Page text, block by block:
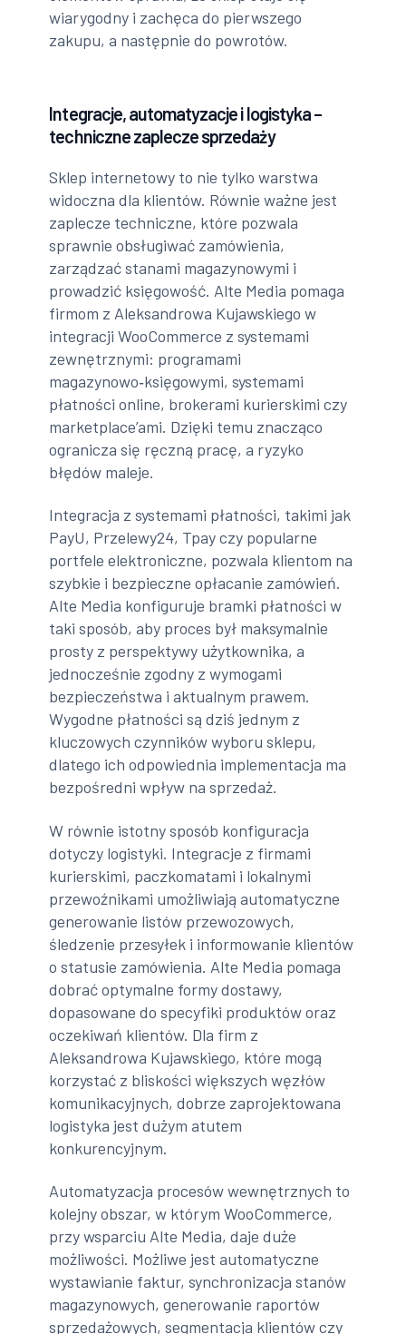
wiarygodny i zachęca do pierwszego
zakupu, a następnie do powrotów.
Integracje, automatyzacje i logistyka –
techniczne zaplecze sprzedaży
Sklep internetowy to nie tylko warstwa
widoczna dla klientów. Równie ważne jest
zaplecze techniczne, które pozwala
sprawnie obsługiwać zamówienia,
zarządzać stanami magazynowymi i
prowadzić księgowość. Alte Media pomaga
firmom z Aleksandrowa Kujawskiego w
integracji WooCommerce z systemami
zewnętrznymi: programami
magazynowo‑księgowymi, systemami
płatności online, brokerami kurierskimi czy
marketplace’ami. Dzięki temu znacząco
ogranicza się ręczną pracę, a ryzyko
błędów maleje.
Integracja z systemami płatności, takimi jak
PayU, Przelewy24, Tpay czy popularne
portfele elektroniczne, pozwala klientom na
szybkie i bezpieczne opłacanie zamówień.
Alte Media konfiguruje bramki płatności w
taki sposób, aby proces był maksymalnie
prosty z perspektywy użytkownika, a
jednocześnie zgodny z wymogami
bezpieczeństwa i aktualnym prawem.
Wygodne płatności są dziś jednym z
kluczowych czynników wyboru sklepu,
dlatego ich odpowiednia implementacja ma
bezpośredni wpływ na sprzedaż.
W równie istotny sposób konfiguracja
dotyczy logistyki. Integracje z firmami
kurierskimi, paczkomatami i lokalnymi
przewoźnikami umożliwiają automatyczne
generowanie listów przewozowych,
śledzenie przesyłek i informowanie klientów
o statusie zamówienia. Alte Media pomaga
dobrać optymalne formy dostawy,
dopasowane do specyfiki produktów oraz
oczekiwań klientów. Dla firm z
Aleksandrowa Kujawskiego, które mogą
korzystać z bliskości większych węzłów
komunikacyjnych, dobrze zaprojektowana
logistyka jest dużym atutem
konkurencyjnym.
Automatyzacja procesów wewnętrznych to
kolejny obszar, w którym WooCommerce,
przy wsparciu Alte Media, daje duże
możliwości. Możliwe jest automatyczne
wystawianie faktur, synchronizacja stanów
magazynowych, generowanie raportów
sprzedażowych, segmentacja klientów czy